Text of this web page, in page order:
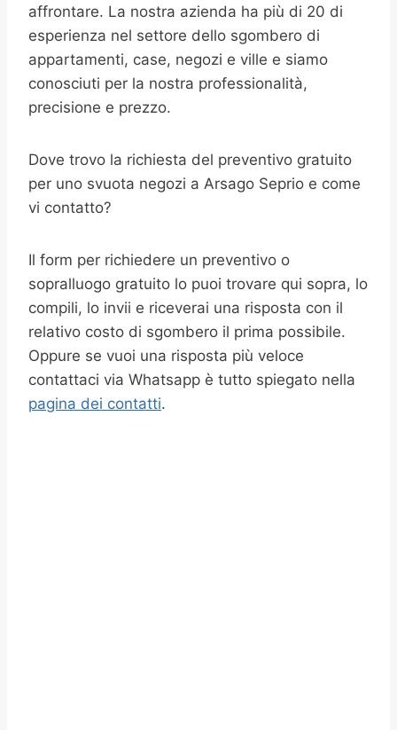
affrontare. La nostra azienda ha più di 20 di
esperienza nel settore dello sgombero di
appartamenti, case, negozi e ville e siamo
conosciuti per la nostra professionalità,
precisione e prezzo.
Dove trovo la richiesta del preventivo gratuito
per uno svuota negozi a Arsago Seprio e come
vi contatto?
Il form per richiedere un preventivo o
sopralluogo gratuito lo puoi trovare qui sopra, lo
compili, lo invii e riceverai una risposta con il
relativo costo di sgombero il prima possibile.
Oppure se vuoi una risposta più veloce
contattaci via Whatsapp è tutto spiegato nella
pagina dei contatti.